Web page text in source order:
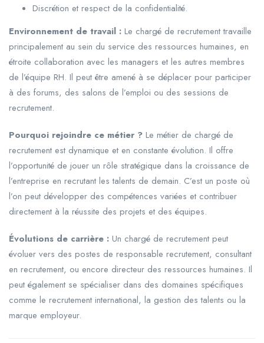
Discrétion et respect de la confidentialité.
Environnement de travail : Le chargé de recrutement travaille
principalement au sein du service des ressources humaines, en
étroite collaboration avec les managers et les autres membres
de l’équipe RH. Il peut être amené à se déplacer pour participer
à des forums, des salons de l’emploi ou des sessions de
recrutement.
Pourquoi rejoindre ce métier ? Le métier de chargé de
recrutement est dynamique et en constante évolution. Il offre
l’opportunité de jouer un rôle stratégique dans la croissance de
l’entreprise en recrutant les talents de demain. C’est un poste où
l’on peut développer des compétences variées et contribuer
directement à la réussite des projets et des équipes.
Évolutions de carrière : Un chargé de recrutement peut
évoluer vers des postes de responsable recrutement, consultant
en recrutement, ou encore directeur des ressources humaines. Il
peut également se spécialiser dans des domaines spécifiques
comme le recrutement international, la gestion des talents ou la
marque employeur.